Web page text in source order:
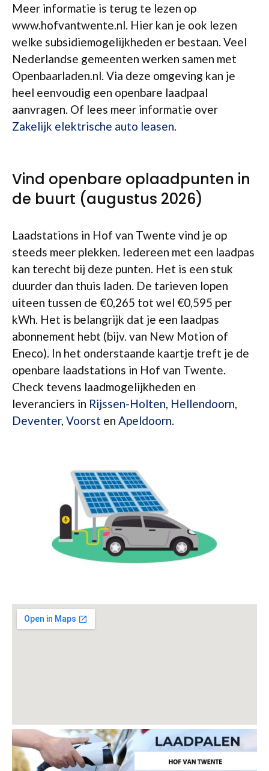
Meer informatie is terug te lezen op
www.hofvantwente.nl. Hier kan je ook lezen
welke subsidiemogelijkheden er bestaan. Veel
Nederlandse gemeenten werken samen met
Openbaarladen.nl. Via deze omgeving kan je
heel eenvoudig een openbare laadpaal
aanvragen. Of lees meer informatie over
Zakelijk elektrische auto leasen.
Vind openbare oplaadpunten in
de buurt (augustus 2026)
Laadstations in Hof van Twente vind je op
steeds meer plekken. Iedereen met een laadpas
kan terecht bij deze punten. Het is een stuk
duurder dan thuis laden. De tarieven lopen
uiteen tussen de €0,265 tot wel €0,595 per
kWh. Het is belangrijk dat je een laadpas
abonnement hebt (bijv. van New Motion of
Eneco). In het onderstaande kaartje treft je de
openbare laadstations in Hof van Twente.
Check tevens laadmogelijkheden en
leveranciers in Rijssen-Holten, Hellendoorn,
Deventer, Voorst en Apeldoorn.